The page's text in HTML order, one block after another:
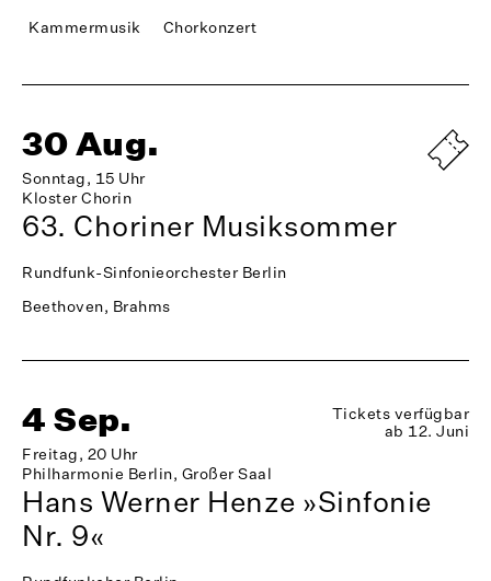
Kammermusik Chorkonzert
30 Aug.
Sonntag, 15 Uhr
Kloster Chorin
63. Choriner Musiksommer
Rundfunk-Sinfonieorchester Berlin
Beethoven, Brahms
4 Sep.
Freitag, 20 Uhr
Philharmonie Berlin, Großer Saal
Tickets verfügbar
ab 12. Juni
Hans Werner Henze »Sinfonie
Nr. 9«